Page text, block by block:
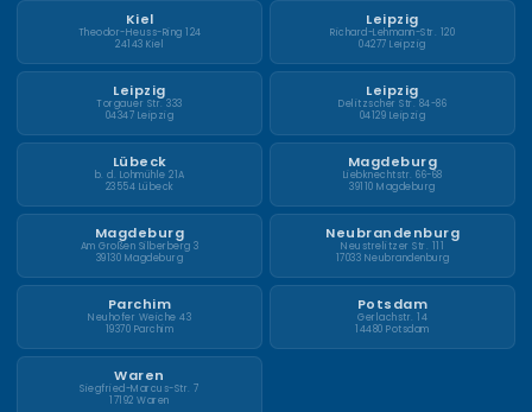
Kiel
Theodor-Heuss-Ring 124
24143 Kiel
Leipzig
Richard-Lehmann-Str. 120
04277 Leipzig
Leipzig
Torgauer Str. 333
04347 Leipzig
Leipzig
Delitzscher Str. 84-86
04129 Leipzig
Lübeck
b. d. Lohmühle 21A
23554 Lübeck
Magdeburg
Liebknechtstr. 66-68
39110 Magdeburg
Magdeburg
Am Großen Silberberg 3
39130 Magdeburg
Neubrandenburg
Neustrelitzer Str. 111
17033 Neubrandenburg
Parchim
Neuhofer Weiche 43
19370 Parchim
Potsdam
Gerlachstr. 14
14480 Potsdam
Waren
Siegfried-Marcus-Str. 7
17192 Waren